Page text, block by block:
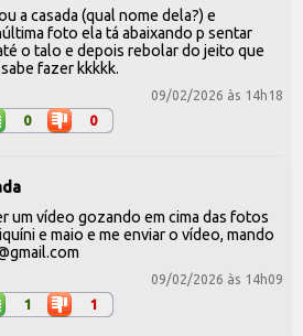
a casada (qual nome dela?) e
foto ela tá abaixando p sentar
o talo e depois rebolar do jeito que
fazer kkkkk.
09/02/2026 às 14h18
0 0
um vídeo gozando em cima das fotos
e maio e me enviar o vídeo, mando
09/02/2026 às 14h09
1 1